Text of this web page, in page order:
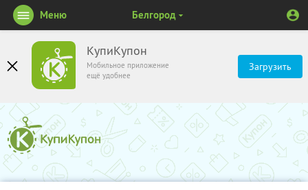
КупиКупон
Мобильное приложение
ещё удобнее
Загрузить
Меню Белгород